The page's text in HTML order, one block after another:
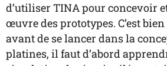
d’utiliser TINA pour concevoir
œuvre des prototypes. C’est
avant de se lancer dans la
platines, il faut d’abord